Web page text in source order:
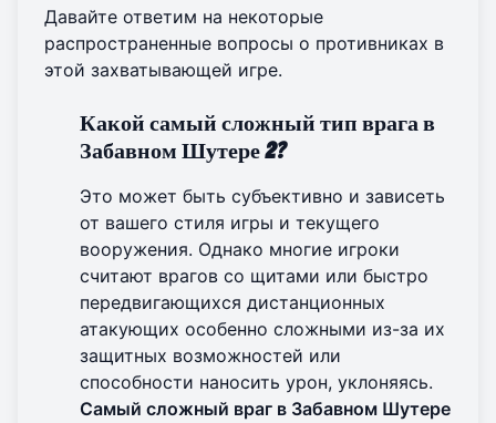
Давайте ответим на некоторые
распространенные вопросы о противниках в
этой захватывающей игре.
Какой самый сложный тип врага в
Забавном Шутере 2?
Это может быть субъективно и зависеть
от вашего стиля игры и текущего
вооружения. Однако многие игроки
считают врагов со щитами или быстро
передвигающихся дистанционных
атакующих особенно сложными из-за их
защитных возможностей или
способности наносить урон, уклоняясь.
Самый сложный враг в Забавном Шутере